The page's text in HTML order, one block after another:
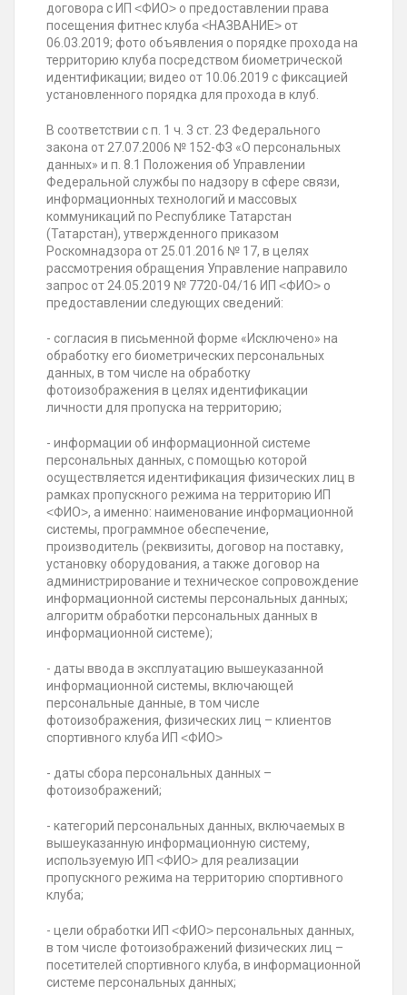
договора с ИП ˂ФИО˃ о предоставлении права
посещения фитнес клуба ˂НАЗВАНИЕ˃ от
06.03.2019; фото объявления о порядке прохода на
территорию клуба посредством биометрической
идентификации; видео от 10.06.2019 с фиксацией
установленного порядка для прохода в клуб.
В соответствии с п. 1 ч. 3 ст. 23 Федерального
закона от 27.07.2006 № 152-ФЗ «О персональных
данных» и п. 8.1 Положения об Управлении
Федеральной службы по надзору в сфере связи,
информационных технологий и массовых
коммуникаций по Республике Татарстан
(Татарстан), утвержденного приказом
Роскомнадзора от 25.01.2016 № 17, в целях
рассмотрения обращения Управление направило
запрос от 24.05.2019 № 7720-04/16 ИП ˂ФИО˃ о
предоставлении следующих сведений:
- согласия в письменной форме «Исключено» на
обработку его биометрических персональных
данных, в том числе на обработку
фотоизображения в целях идентификации
личности для пропуска на территорию;
- информации об информационной системе
персональных данных, с помощью которой
осуществляется идентификация физических лиц в
рамках пропускного режима на территорию ИП
˂ФИО˃, а именно: наименование информационной
системы, программное обеспечение,
производитель (реквизиты, договор на поставку,
установку оборудования, а также договор на
администрирование и техническое сопровождение
информационной системы персональных данных;
алгоритм обработки персональных данных в
информационной системе);
- даты ввода в эксплуатацию вышеуказанной
информационной системы, включающей
персональные данные, в том числе
фотоизображения, физических лиц – клиентов
спортивного клуба ИП ˂ФИО˃
- даты сбора персональных данных –
фотоизображений;
- категорий персональных данных, включаемых в
вышеуказанную информационную систему,
используемую ИП ˂ФИО˃ для реализации
пропускного режима на территорию спортивного
клуба;
- цели обработки ИП ˂ФИО˃ персональных данных,
в том числе фотоизображений физических лиц –
посетителей спортивного клуба, в информационной
системе персональных данных;